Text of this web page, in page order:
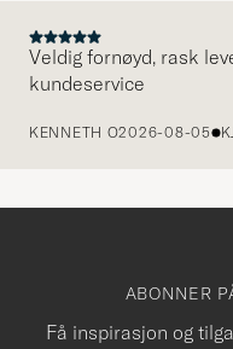
Veldig fornøyd, rask
kundeservice
KENNETH O2026-08-05
ABONNER
Få inspirasjon og